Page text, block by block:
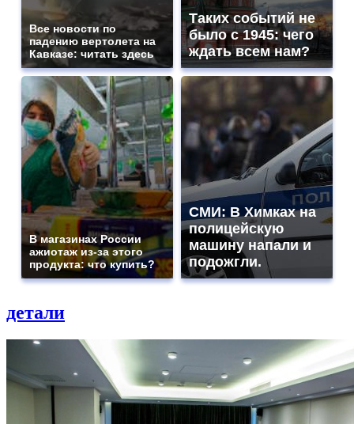
Все новости по
падению вертолета на
Кавказе: читать здесь
Таких событий не
было с 1945: чего
ждать всем нам?
В магазинах России
ажиотаж из-за этого
продукта: что купить?
СМИ: В Химках на
полицейскую
машину напали и
подожгли.
детали